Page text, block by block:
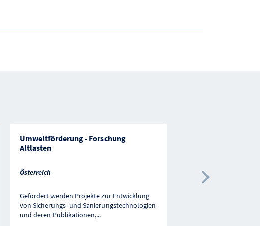
Umweltförderung - Forschung
Altlasten
Österreich
Gefördert werden Projekte zur Entwicklung
von Sicherungs- und Sanierungstechnologien
und deren Publikationen,...
Nächste